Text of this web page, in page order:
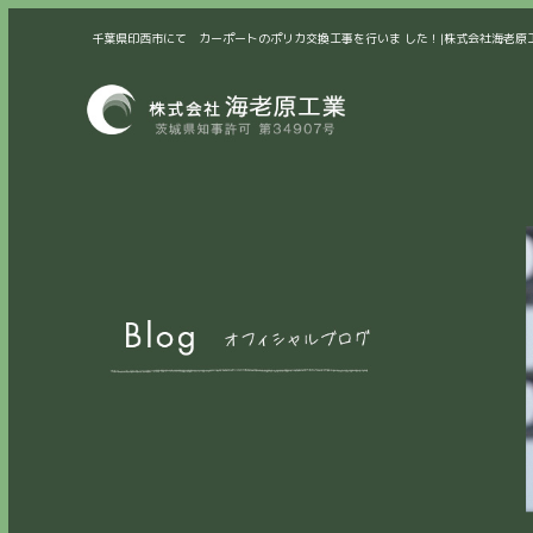
千葉県印西市にて カーポートのポリカ交換工事を行いま した！|株式会社海老原